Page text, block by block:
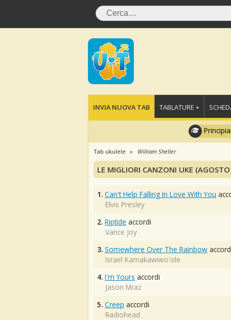
INVIA NUOVA TAB TABLATURE +
Tab ukulele William Sheller
LE MIGLIORI CANZONI UKE
1. Can't Help Falling In Love With You
Elvis Presley
2. Riptide accordi
Vance Joy
3. Somewhere Over The Rainbow
Israel Kamakawiwo'ole
4. I'm Yours accordi
Jason Mraz
5. Creep accordi
Radiohead